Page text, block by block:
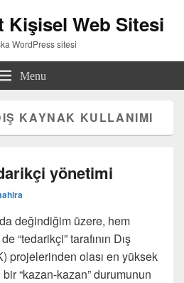
Kişisel Web Sitesi
WordPress sitesi
Menu
KAYNAK KULLANIMI
yönetimi
değindiğim üzere, hem
“tedarikçi” tarafının Dış
projelerinden olası en yüksek
“kazan-kazan” durumunun